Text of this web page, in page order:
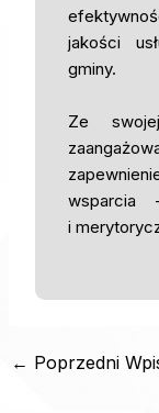
jakości
gminy.
Ze
wsparcia
i
← Poprzedni